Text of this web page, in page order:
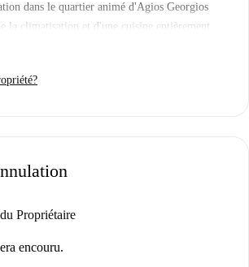
dans le quartier animé d'Agios Georgios
la climatisation et d'une cuisine entièrement
que les animaux et la cigarette ne sont pas admis.
Propriétaire
encouru.